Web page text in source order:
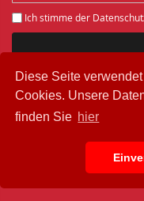
Diese Seite
Cookies. Unsere
finden Sie hier
Ich stimme der
Copyright ©